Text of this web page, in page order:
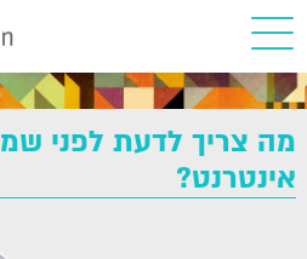
מה צריך לדעת לפני
אינטרנט?